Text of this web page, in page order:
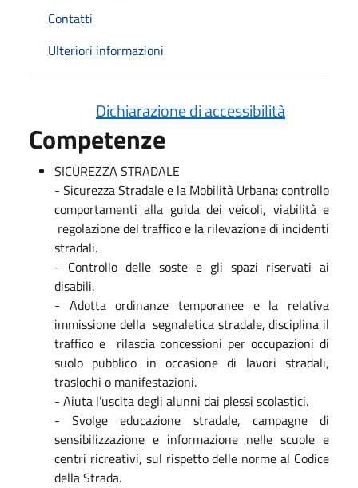
Contatti
Ulteriori informazioni
Dichiarazione di accessibilità
Competenze
SICUREZZA STRADALE
- Sicurezza Stradale e la Mobilità Urbana: controllo
comportamenti alla guida dei veicoli, viabilità e
regolazione del traffico e la rilevazione di incidenti
stradali.
- Controllo delle soste e gli spazi riservati ai
disabili.
- Adotta ordinanze temporanee e la relativa
immissione della segnaletica stradale, disciplina il
traffico e rilascia concessioni per occupazioni di
suolo pubblico in occasione di lavori stradali,
traslochi o manifestazioni.
- Aiuta l’uscita degli alunni dai plessi scolastici.
- Svolge educazione stradale, campagne di
sensibilizzazione e informazione nelle scuole e
centri ricreativi, sul rispetto delle norme al Codice
della Strada.